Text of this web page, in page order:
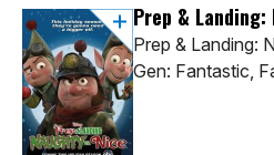
Prep &
Prep & Landing:
Gen: Fantastic,